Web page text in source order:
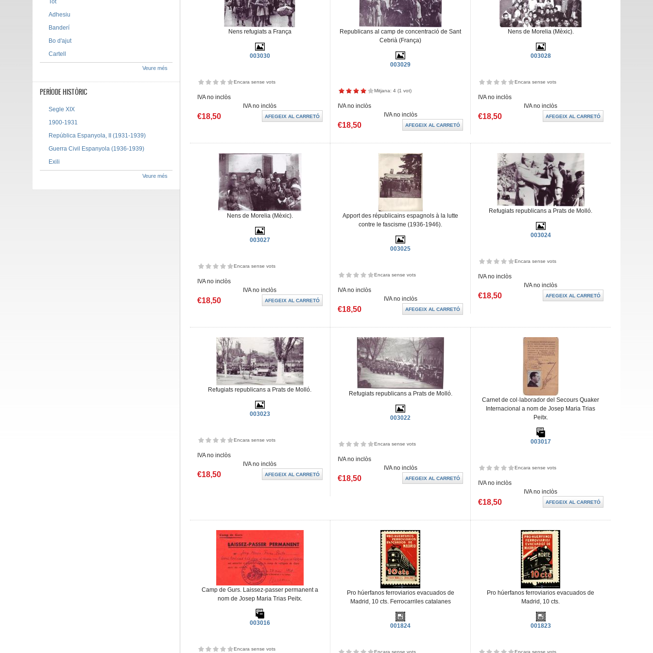
Nens refugiats a França
003030
Encara sense vots
IVA no inclòs
IVA no inclòs
€18,50
Republicans al camp de concentració de Sant
Cebrià (França)
003029
Mitjana:4 (1 vot)
IVA no inclòs
IVA no inclòs
€18,50
Nens de Morelia (Mèxic).
003028
Encara sense vots
IVA no inclòs
IVA no inclòs
€18,50
Nens de Morelia (Mèxic).
003027
Encara sense vots
IVA no inclòs
IVA no inclòs
€18,50
Apport des républicains espagnols à la lutte
contre le fascisme (1936-1946).
003025
Encara sense vots
IVA no inclòs
IVA no inclòs
€18,50
Refugiats republicans a Prats de Molló.
003024
Encara sense vots
IVA no inclòs
IVA no inclòs
€18,50
Refugiats republicans a Prats de Molló.
003023
Encara sense vots
IVA no inclòs
IVA no inclòs
€18,50
Refugiats republicans a Prats de Molló.
003022
Encara sense vots
IVA no inclòs
IVA no inclòs
€18,50
Carnet de col·laborador del Secours Quaker
Internacional a nom de Josep Maria Trias
Peitx.
003017
Encara sense vots
IVA no inclòs
IVA no inclòs
€18,50
Camp de Gurs. Laissez-passer permanent a
nom de Josep Maria Trias Peitx.
003016
Encara sense vots
Pro húerfanos ferroviarios evacuados de
Madrid, 10 cts. Ferrocarriles catalanes
001824
Encara sense vots
Pro húerfanos ferroviarios evacuados de
Madrid, 10 cts.
001823
Encara sense vots
Tot
Adhesiu
Banderí
Bo d'ajut
Cartell
Veure més
PERÍODE HISTÒRIC
Segle XIX
1900-1931
República Espanyola, II (1931-1939)
Guerra Civil Espanyola (1936-1939)
Exili
Veure més